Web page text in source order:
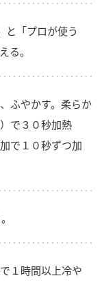
と「プロが使う
る。
ふやかす。柔らか
で３０秒加熱
で１０秒ずつ加
１時間以上冷や